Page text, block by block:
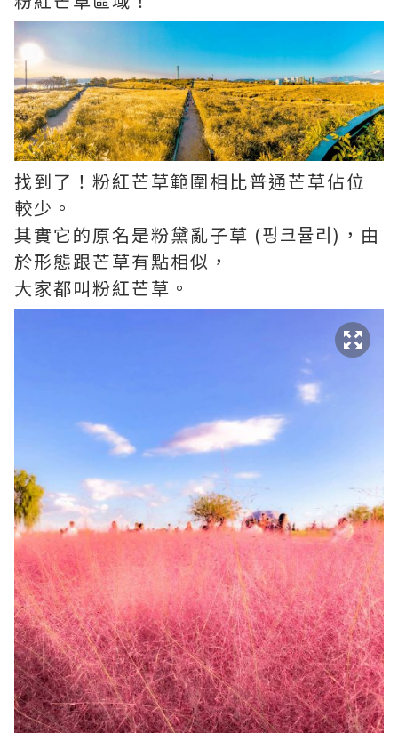
找到了！粉紅芒草範圍相比普通芒草佔位
較少。
其實它的原名是粉黛亂子草 (핑크뮬리)，由
於形態跟芒草有點相似，
大家都叫粉紅芒草。